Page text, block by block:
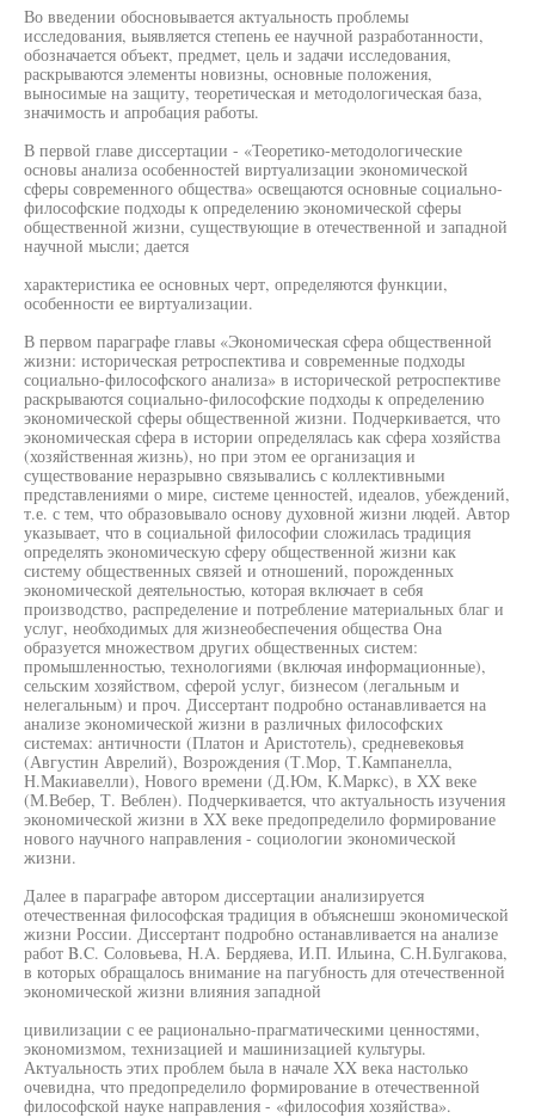
Во введении обосновывается актуальность проблемы
исследования, выявляется степень ее научной разработанности,
обозначается объект, предмет, цель и задачи исследования,
раскрываются элементы новизны, основные положения,
выносимые на защиту, теоретическая и методологическая база,
значимость и апробация работы.
В первой главе диссертации - «Теоретико-методологические
основы анализа особенностей виртуализации экономической
сферы современного общества» освещаются основные социально-
философские подходы к определению экономической сферы
общественной жизни, существующие в отечественной и западной
научной мысли; дается
характеристика ее основных черт, определяются функции,
особенности ее виртуализации.
В первом параграфе главы «Экономическая сфера общественной
жизни: историческая ретроспектива и современные подходы
социально-философского анализа» в исторической ретроспективе
раскрываются социально-философские подходы к определению
экономической сферы общественной жизни. Подчеркивается, что
экономическая сфера в истории определялась как сфера хозяйства
(хозяйственная жизнь), но при этом ее организация и
существование неразрывно связывались с коллективными
представлениями о мире, системе ценностей, идеалов, убеждений,
т.е. с тем, что образовывало основу духовной жизни людей. Автор
указывает, что в социальной философии сложилась традиция
определять экономическую сферу общественной жизни как
систему общественных связей и отношений, порожденных
экономической деятельностью, которая включает в себя
производство, распределение и потребление материальных благ и
услуг, необходимых для жизнеобеспечения общества Она
образуется множеством других общественных систем:
промышленностью, технологиями (включая информационные),
сельским хозяйством, сферой услуг, бизнесом (легальным и
нелегальным) и проч. Диссертант подробно останавливается на
анализе экономической жизни в различных философских
системах: античности (Платон и Аристотель), средневековья
(Августин Аврелий), Возрождения (Т.Мор, Т.Кампанелла,
Н.Макиавелли), Нового времени (Д.Юм, К.Маркс), в XX веке
(М.Вебер, Т. Веблен). Подчеркивается, что актуальность изучения
экономической жизни в XX веке предопределило формирование
нового научного направления - социологии экономической
жизни.
Далее в параграфе автором диссертации анализируется
отечественная философская традиция в объяснешш экономической
жизни России. Диссертант подробно останавливается на анализе
работ B.C. Соловьева, H.A. Бердяева, И.П. Ильина, С.Н.Булгакова,
в которых обращалось внимание на пагубность для отечественной
экономической жизни влияния западной
цивилизации с ее рационально-прагматическими ценностями,
экономизмом, технизацией и машинизацией культуры.
Актуальность этих проблем была в начале XX века настолько
очевидна, что предопределило формирование в отечественной
философской науке направления - «философия хозяйства».